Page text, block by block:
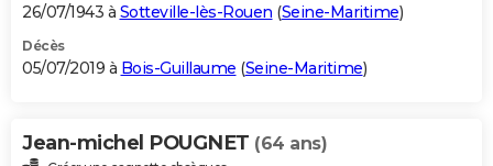
26/07/1943 à Sotteville-lès-Rouen (Seine-Maritime)
Décès
05/07/2019 à Bois-Guillaume (Seine-Maritime)
Jean-michel POUGNET (64 ans)